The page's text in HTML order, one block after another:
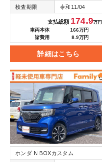
検査期限 令和11/04
支払総額 174.9万円
車両本体
166万円
諸費用
8.9万円
詳細はこちら
ホンダ N BOXカスタム